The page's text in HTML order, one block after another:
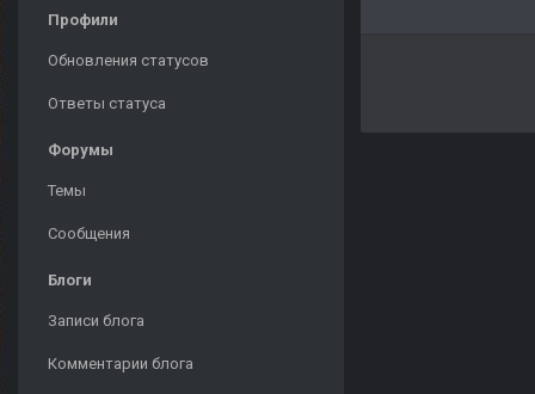
Профили
Обновления статусов
Ответы статуса
Форумы
Темы
Сообщения
Блоги
Записи блога
Комментарии блога